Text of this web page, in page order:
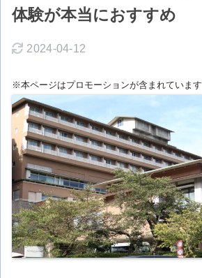
体験が本当におすすめ
2024-04-12
※本ページはプロモーションが含まれています